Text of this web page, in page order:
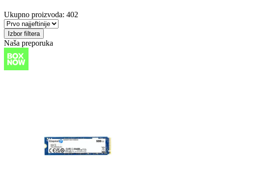
Ukupno proizvoda: 402
Izbor filtera
Naša preporuka